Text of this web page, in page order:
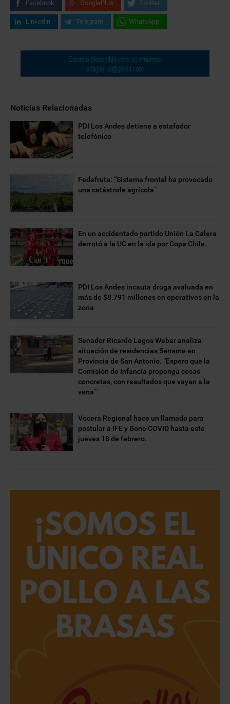
Facebook GooglePlus Twitter
Linkedin Telegram WhatsApp
Noticias Relacionadas
PDI Los Andes detiene a estafador
telefónico
Fedefruta: “Sistema frontal ha provocado
una catástrofe agrícola”
En un accidentado partido Unión La Calera
derrotó a la UC en la ida por Copa Chile.
PDI Los Andes incauta droga avaluada en
más de $8.791 millones en operativos en la
zona
Senador Ricardo Lagos Weber analiza
situación de residencias Sename en
Provincia de San Antonio. “Espero que la
Comisión de Infancia proponga cosas
concretas, con resultados que vayan a la
vena”
Vocera Regional hace un llamado para
postular a IFE y Bono COVID hasta este
jueves 18 de febrero.